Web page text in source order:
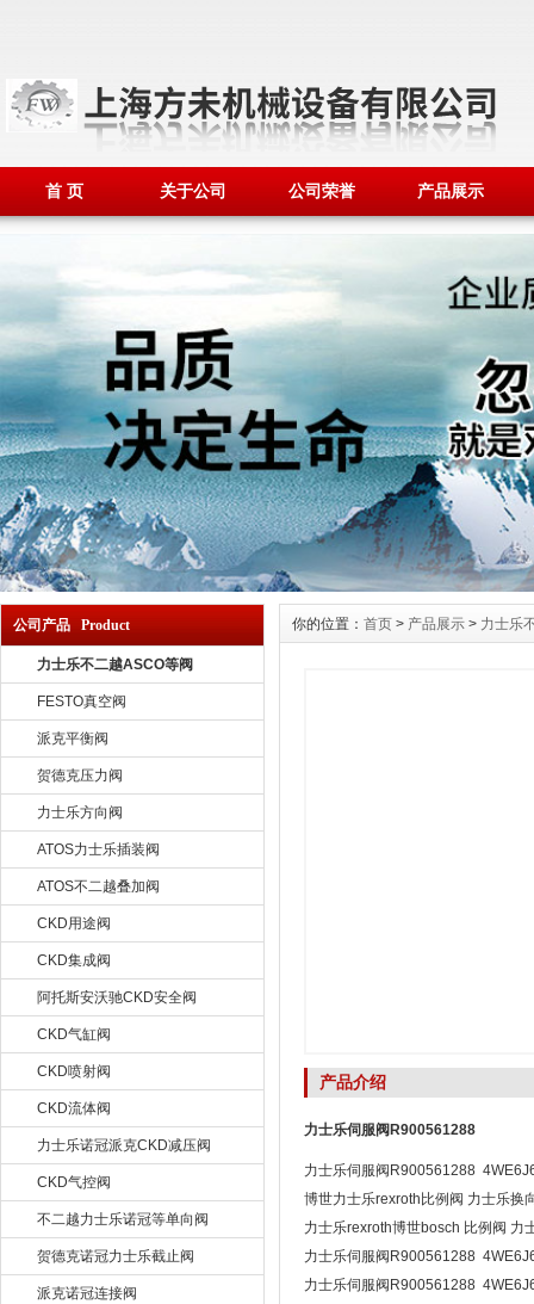
首 页 关于公司 公司荣誉 产品展示
公司产品 Product
力士乐不二越ASCO等阀
FESTO真空阀
派克平衡阀
贺德克压力阀
力士乐方向阀
ATOS力士乐插装阀
ATOS不二越叠加阀
CKD用途阀
CKD集成阀
阿托斯安沃驰CKD安全阀
CKD气缸阀
CKD喷射阀
CKD流体阀
力士乐诺冠派克CKD减压阀
CKD气控阀
不二越力士乐诺冠等单向阀
贺德克诺冠力士乐截止阀
派克诺冠连接阀
你的位置： 首页 > 产品展示 > 力士乐
产品介绍
力士乐伺服阀R900561288
力士乐伺服阀R900561288
博世力士乐rexroth比例阀 力士乐换
力士乐rexroth博世bosch 比例阀 力
力士乐伺服阀R900561288
力士乐伺服阀R900561288